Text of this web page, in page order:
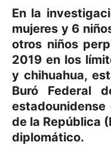
En la
mujeres y 6
otros niños
2019 en los
y chihuahua,
Buró Federal
estadounidense
de la República
diplomático.